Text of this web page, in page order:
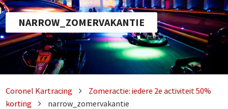
NARROW_ZOMERVAKANTIE
Coronel Kartracing
Zomeractie: iedere 2e activiteit 50%
korting
narrow_zomervakantie